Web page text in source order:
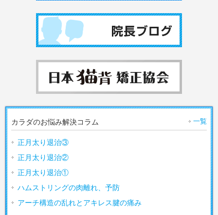
カラダのお悩み解決コラム 一覧
正月太り退治③
正月太り退治②
正月太り退治①
ハムストリングの肉離れ、予防
アーチ構造の乱れとアキレス腱の痛み